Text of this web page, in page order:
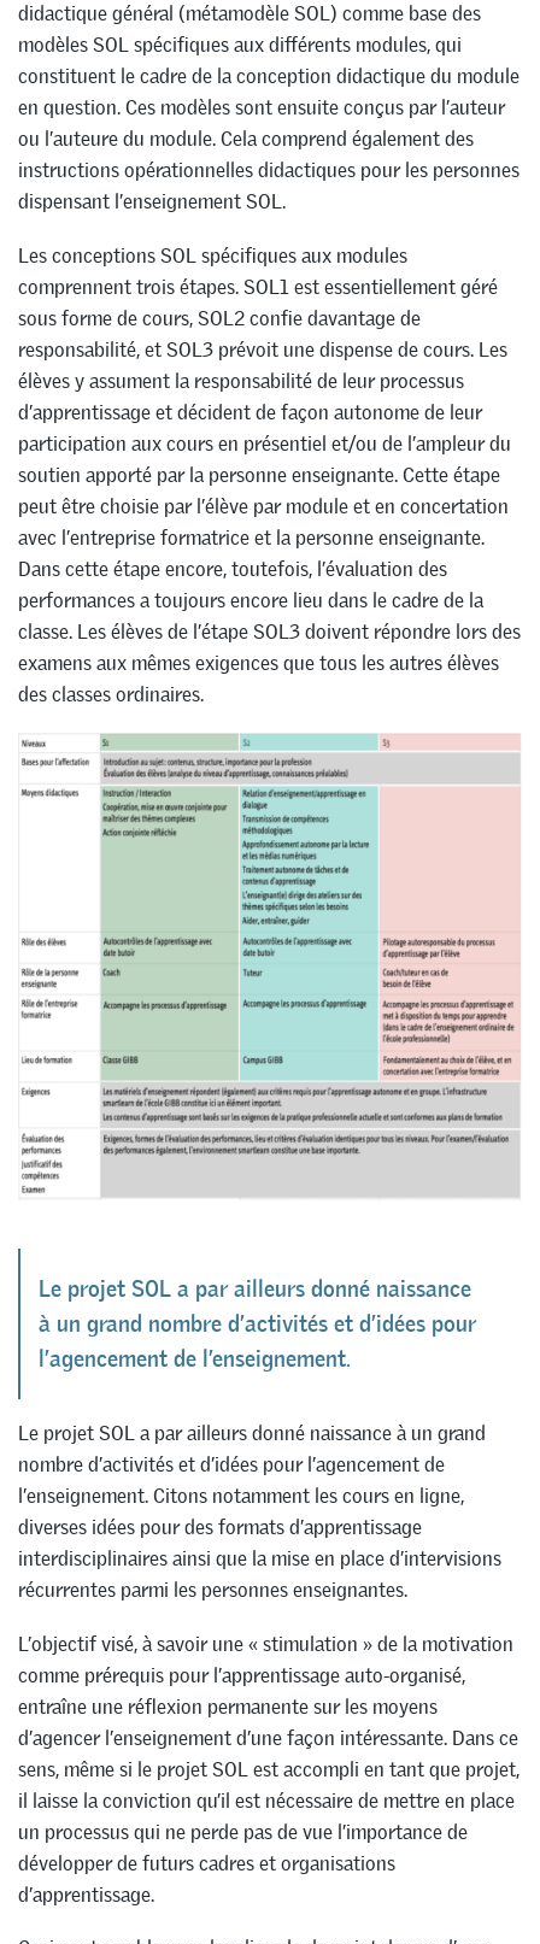
didactique général (métamodèle SOL) comme base des
modèles SOL spécifiques aux différents modules, qui
constituent le cadre de la conception didactique du module
en question. Ces modèles sont ensuite conçus par l’auteur
ou l’auteure du module. Cela comprend également des
instructions opérationnelles didactiques pour les personnes
dispensant l’enseignement SOL.
Les conceptions SOL spécifiques aux modules
comprennent trois étapes. SOL1 est essentiellement géré
sous forme de cours, SOL2 confie davantage de
responsabilité, et SOL3 prévoit une dispense de cours. Les
élèves y assument la responsabilité de leur processus
d’apprentissage et décident de façon autonome de leur
participation aux cours en présentiel et/ou de l’ampleur du
soutien apporté par la personne enseignante. Cette étape
peut être choisie par l’élève par module et en concertation
avec l’entreprise formatrice et la personne enseignante.
Dans cette étape encore, toutefois, l’évaluation des
performances a toujours encore lieu dans le cadre de la
classe. Les élèves de l’étape SOL3 doivent répondre lors des
examens aux mêmes exigences que tous les autres élèves
des classes ordinaires.
Le projet SOL a par ailleurs donné naissance
à un grand nombre d’activités et d’idées pour
l’agencement de l’enseignement.
Le projet SOL a par ailleurs donné naissance à un grand
nombre d’activités et d’idées pour l’agencement de
l’enseignement. Citons notamment les cours en ligne,
diverses idées pour des formats d’apprentissage
interdisciplinaires ainsi que la mise en place d’intervisions
récurrentes parmi les personnes enseignantes.
L’objectif visé, à savoir une « stimulation » de la motivation
comme prérequis pour l’apprentissage auto-organisé,
entraîne une réflexion permanente sur les moyens
d’agencer l’enseignement d’une façon intéressante. Dans ce
sens, même si le projet SOL est accompli en tant que projet,
il laisse la conviction qu’il est nécessaire de mettre en place
un processus qui ne perde pas de vue l’importance de
développer de futurs cadres et organisations
d’apprentissage.